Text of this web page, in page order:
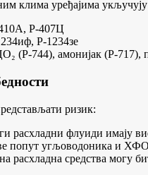
клима уређајима
Р-407Ц
Р-1234зе
(Р-744), амонијак (Р-717),
ризик:
расхладни флуиди имају
попут угљоводоника и
расхладна средства могу